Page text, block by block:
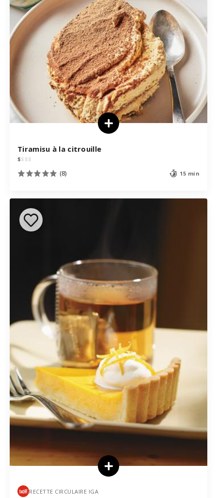
Tiramisu à la citrouille
$$ $$
(8) 15 min
RECETTE CIRCULAIRE IGA